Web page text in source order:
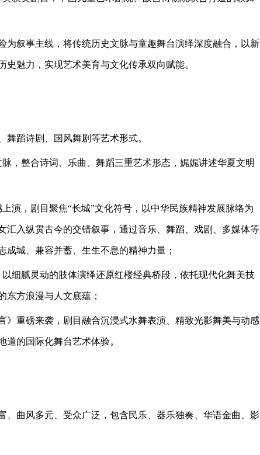
为叙事主线，将传统历史文脉与童趣舞台演绎深度融合，以新
魅力，实现艺术美育与文化传承双向赋能。
蹈诗剧、国风舞剧等艺术形式。
，整合诗词、乐曲、舞蹈三重艺术形态，娓娓讲述华夏文明
演，剧目聚焦“长城”文化符号，以中华民族精神发展脉络为
汇入纵贯古今的交错叙事，通过音乐、舞蹈、戏剧、多媒体等
城、兼容并蓄、生生不息的精神力量；
细腻灵动的肢体演绎还原红楼经典桥段，依托现代化舞美技
东方浪漫与人文底蕴；
》重磅来袭，剧目融合沉浸式水舞表演、精致光影舞美与动感
的国际化舞台艺术体验。
、曲风多元、受众广泛，包含民乐、器乐独奏、华语金曲、影